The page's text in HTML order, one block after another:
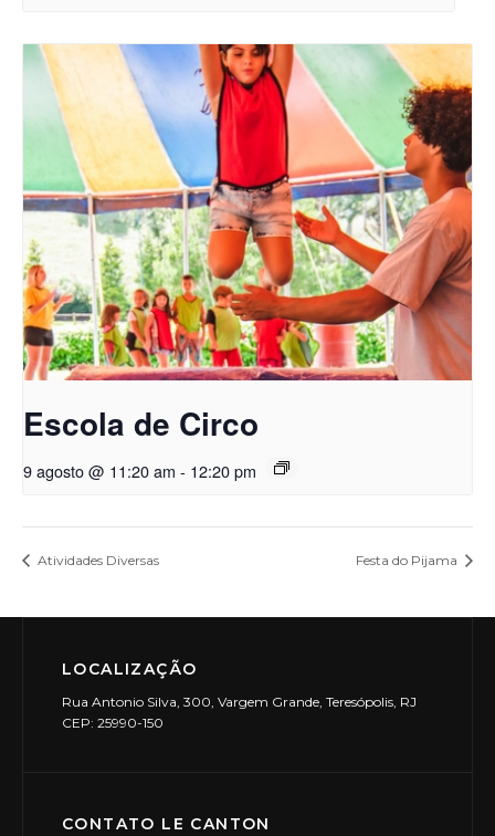
Escola de Circo
9 agosto @ 11:20 am - 12:20 pm
Atividades Diversas Festa do Pijama
LOCALIZAÇÃO
Rua Antonio Silva, 300, Vargem Grande, Teresópolis, RJ
CEP: 25990-150
CONTATO LE CANTON